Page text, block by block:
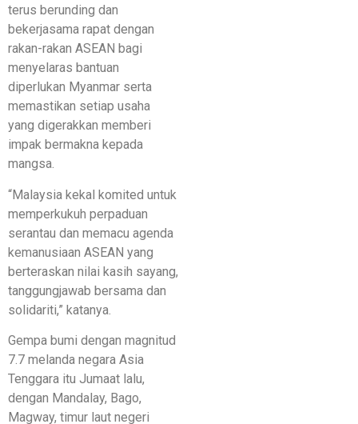
terus berunding dan
bekerjasama rapat dengan
rakan-rakan ASEAN bagi
menyelaras bantuan
diperlukan Myanmar serta
memastikan setiap usaha
yang digerakkan memberi
impak bermakna kepada
mangsa.
“Malaysia kekal komited untuk
memperkukuh perpaduan
serantau dan memacu agenda
kemanusiaan ASEAN yang
berteraskan nilai kasih sayang,
tanggungjawab bersama dan
solidariti,” katanya.
Gempa bumi dengan magnitud
7.7 melanda negara Asia
Tenggara itu Jumaat lalu,
dengan Mandalay, Bago,
Magway, timur laut negeri